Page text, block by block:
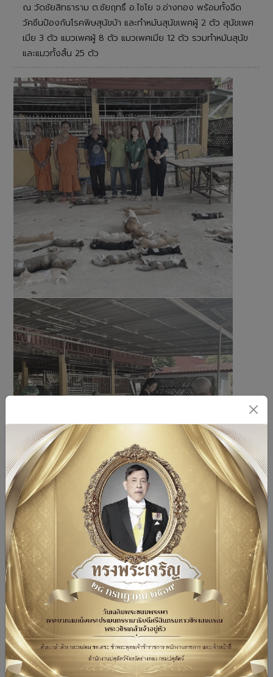
ณ วัดชัยสิทธาราม ต.ชัยฤทธิ์ อ.ไชโย จ.อ่างทอง พร้อมทั้งฉีด
วัคซีนป้องกันโรคพิษสุนัขบ้า และทำหมันสุนัขเพศผู้ 2 ตัว สุนัขเพศ
เมีย 3 ตัว แมวเพศผู้ 8 ตัว แมวเพศเมีย 12 ตัว รวมทำหมันสุนัข
และแมวทั้งสิ้น 25 ตัว